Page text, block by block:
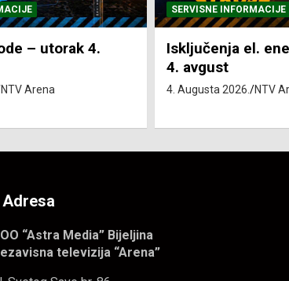
energije – utorak
NTV Arena
SVE VIJESTI VRIJEME
Pretežno
4. Augusta 2026.
Adresa
“Astra Media” Bijeljina
televizija “Arena”